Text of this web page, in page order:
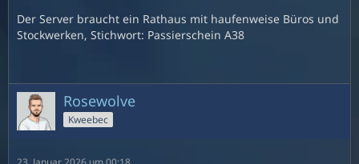
Der Server braucht ein Rathaus mit haufenweise Büros und
Stockwerken, Stichwort: Passierschein A38
Rosewolve
Kweebec